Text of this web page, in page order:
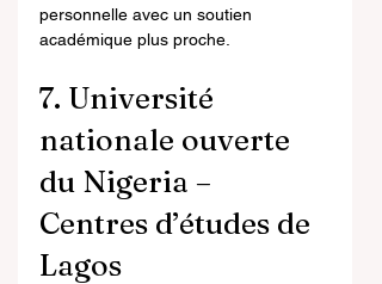
personnelle avec un soutien
académique plus proche.
7. Université
nationale ouverte
du Nigeria –
Centres d’études de
Lagos